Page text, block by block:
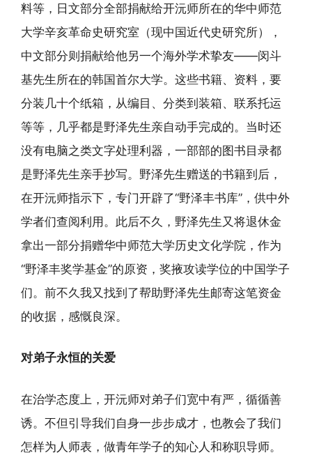
料等，日文部分全部捐献给开沅师所在的华中师范
大学辛亥革命史研究室（现中国近代史研究所），
中文部分则捐献给他另一个海外学术挚友——闵斗
基先生所在的韩国首尔大学。这些书籍、资料，要
分装几十个纸箱，从编目、分类到装箱、联系托运
等等，几乎都是野泽先生亲自动手完成的。当时还
没有电脑之类文字处理利器，一部部的图书目录都
是野泽先生亲手抄写。野泽先生赠送的书籍到后，
在开沅师指示下，专门开辟了“野泽丰书库”，供中外
学者们查阅利用。此后不久，野泽先生又将退休金
拿出一部分捐赠华中师范大学历史文化学院，作为
“野泽丰奖学基金”的原资，奖掖攻读学位的中国学子
们。前不久我又找到了帮助野泽先生邮寄这笔资金
的收据，感慨良深。
对弟子永恒的关爱
在治学态度上，开沅师对弟子们宽中有严，循循善
诱。不但引导我们自身一步步成才，也教会了我们
怎样为人师表，做青年学子的知心人和称职导师。